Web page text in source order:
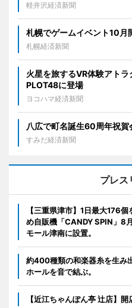
軽井沢経済新聞
札幌でゲームイベント10
札幌経済新聞
火星を旅するVR体験アト
PLOT48に登場
ヨコハマ経済新聞
八広で町名誕生60周年祝
すみだ経済新聞
プレス
【三重県津市】1日最大176
め自販機「CANDY SPIN」8
モール津南に設置。
約400種類の和楽器糸を生み
ホールを音で結ぶ。
【近江ちゃんぽん亭 辻店】